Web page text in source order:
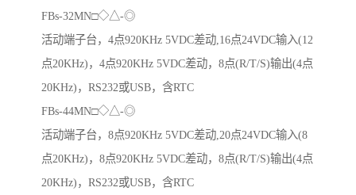
FBs-32MN□◇△-◎
活动端子台，4点920KHz 5VDC差动,16点24VDC输入(12
点20KHz)，4点920KHz 5VDC差动，8点(R/T/S)输出(4点
20KHz)，RS232或USB，含RTC
FBs-44MN□◇△-◎
活动端子台，8点920KHz 5VDC差动,20点24VDC输入(8
点20KHz)，8点920KHz 5VDC差动，8点(R/T/S)输出(4点
20KHz)，RS232或USB，含RTC